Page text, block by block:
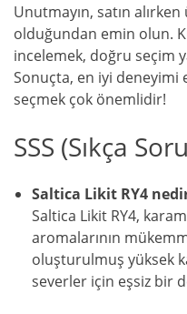
Unutmayın, satın
olduğundan emin olun.
incelemek, doğru seçim
Sonuçta, en iyi
seçmek çok önemlidir!
SSS (Sıkça
Saltica Likit RY4
Saltica Likit RY4,
aromalarının
oluşturulmuş yüksek
severler için eşsiz bir